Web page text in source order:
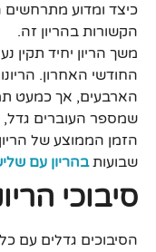
כיצד ומדוע מתרחשים
הקשורות בהריון זה.
החודשי האחרון.
הארבעים, אך כמעט
שמספר העוברים גדל,
שבועותבהריון עם
סיבוכי
הסיבוכים גדלים עם